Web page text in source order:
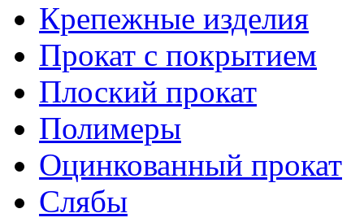
Крепежные изделия
Прокат с покрытием
Плоский прокат
Полимеры
Оцинкованный прокат
Слябы